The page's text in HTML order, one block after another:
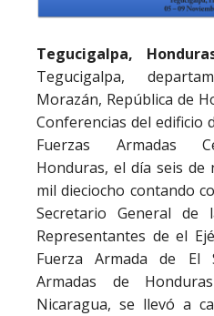
Tegucigalpa,
Tegucigalpa,
Morazán, República de
Conferencias del edificio
Fuerzas Armadas
Honduras, el día seis de
mil dieciocho contando
Secretario General de
Representantes de el
Fuerza Armada de El
Armadas de
Nicaragua, se llevó a